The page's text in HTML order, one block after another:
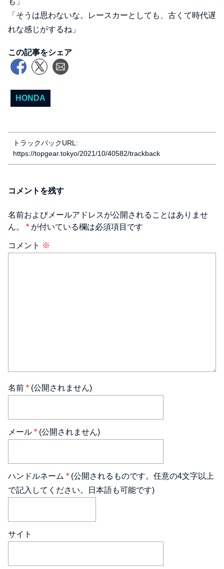
「そうは思わないな。レースカーとしても、古くて時代遅
れな感じがするね」
この記事をシェア
HONDA
トラックバックURL:
https://topgear.tokyo/2021/10/40582/trackback
コメントを残す
名前およびメールアドレスが公開されることはありませ
ん。 * が付いている欄は必須項目です
コメント ※
名前 * (公開されません)
メール * (公開されません)
ハンドルネーム * (公開されるものです。任意の4文字以上
で記入してください。日本語も可能です)
サイト